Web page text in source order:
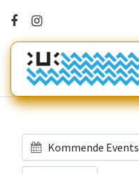
Kommende Events